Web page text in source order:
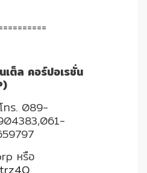
เต็ล คอร์ปอเรชั่น
ทร. 089-
หรือ